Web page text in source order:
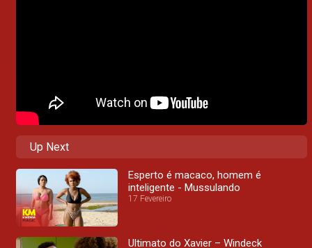
Up Next
Esperto é macaco, homem é
inteligente - Mussulando
17 Fevereiro
Ultimato do Xavier – Windeck